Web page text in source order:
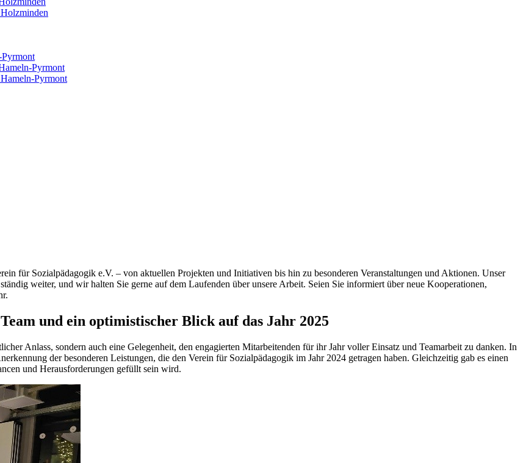
Pyrmont
Pyrmont
für Sozialpädagogik e.V. – von aktuellen Projekten und Initiativen bis hin zu besonderen Veranstaltungen und Aktionen. Unser
weiter, und wir halten Sie gerne auf dem Laufenden über unsere Arbeit. Seien Sie informiert über neue Kooperationen,
und ein optimistischer Blick auf das Jahr 2025
Anlass, sondern auch eine Gelegenheit, den engagierten Mitarbeitenden für ihr Jahr voller Einsatz und Teamarbeit zu danken. In
der besonderen Leistungen, die den Verein für Sozialpädagogik im Jahr 2024 getragen haben. Gleichzeitig gab es einen
und Herausforderungen gefüllt sein wird.